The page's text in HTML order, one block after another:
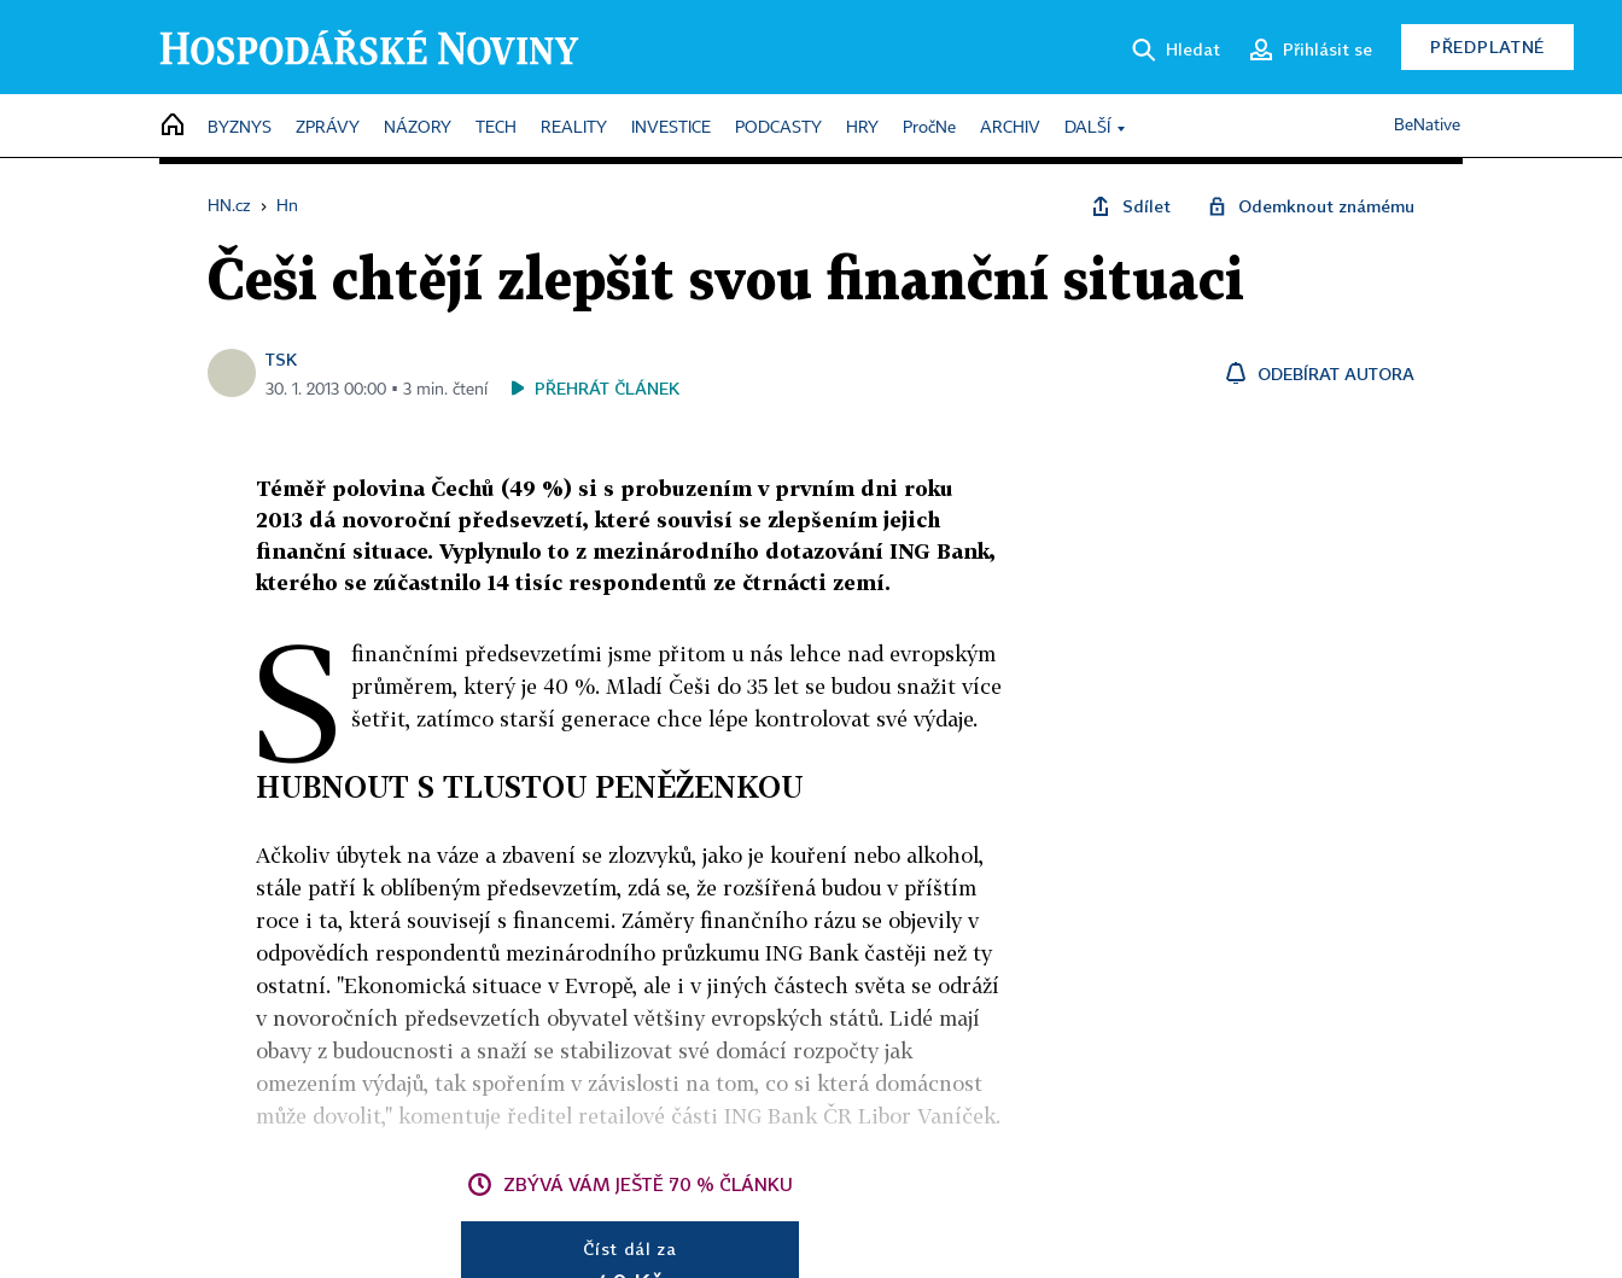
Hledat Přihlásit se PŘEDPLATNÉ
HOME
BYZNYS ZPRÁVY NÁZORY TECH REALITY INVESTICE PODCASTY HRY PročNe ARCHIV DALŠÍ BeNative
HN.cz › Hn Sdílet Odemknout známému
Češi chtějí zlepšit svou finanční situaci
TSK
30. 1. 2013 00:00 ▪ 3 min. čtení PŘEHRÁT ČLÁNEK
ODEBÍRAT AUTORA
Téměř polovina Čechů (49 %) si s probuzením v prvním dni roku
2013 dá novoroční předsevzetí, které souvisí se zlepšením jejich
finanční situace. Vyplynulo to z mezinárodního dotazování ING Bank,
kterého se zúčastnilo 14 tisíc respondentů ze čtrnácti zemí.
S
finančními předsevzetími jsme přitom u nás lehce nad evropským
průměrem, který je 40 %. Mladí Češi do 35 let se budou snažit více
šetřit, zatímco starší generace chce lépe kontrolovat své výdaje.
HUBNOUT S TLUSTOU PENĚŽENKOU
Ačkoliv úbytek na váze a zbavení se zlozvyků, jako je kouření nebo alkohol,
stále patří k oblíbeným předsevzetím, zdá se, že rozšířená budou v příštím
roce i ta, která souvisejí s financemi. Záměry finančního rázu se objevily v
odpovědích respondentů mezinárodního průzkumu ING Bank častěji než ty
ostatní. "Ekonomická situace v Evropě, ale i v jiných částech světa se odráží
v novoročních předsevzetích obyvatel většiny evropských států. Lidé mají
obavy z budoucnosti a snaží se stabilizovat své domácí rozpočty jak
omezením výdajů, tak spořením v závislosti na tom, co si která domácnost
může dovolit," komentuje ředitel retailové části ING Bank ČR Libor Vaníček.
ZBÝVÁ VÁM JEŠTĚ 70 % ČLÁNKU
Číst dál za